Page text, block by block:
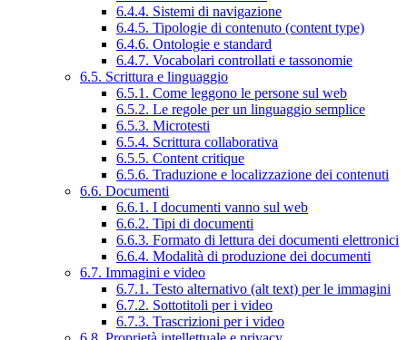
6.4.4. Sistemi di navigazione
6.4.5. Tipologie di contenuto (content type)
6.4.6. Ontologie e standard
6.4.7. Vocabolari controllati e tassonomie
6.5. Scrittura e linguaggio
6.5.1. Come leggono le persone sul web
6.5.2. Le regole per un linguaggio semplice
6.5.3. Microtesti
6.5.4. Scrittura collaborativa
6.5.5. Content critique
6.5.6. Traduzione e localizzazione dei contenuti
6.6. Documenti
6.6.1. I documenti vanno sul web
6.6.2. Tipi di documenti
6.6.3. Formato di lettura dei documenti elettronici
6.6.4. Modalità di produzione dei documenti
6.7. Immagini e video
6.7.1. Testo alternativo (alt text) per le immagini
6.7.2. Sottotitoli per i video
6.7.3. Trascrizioni per i video